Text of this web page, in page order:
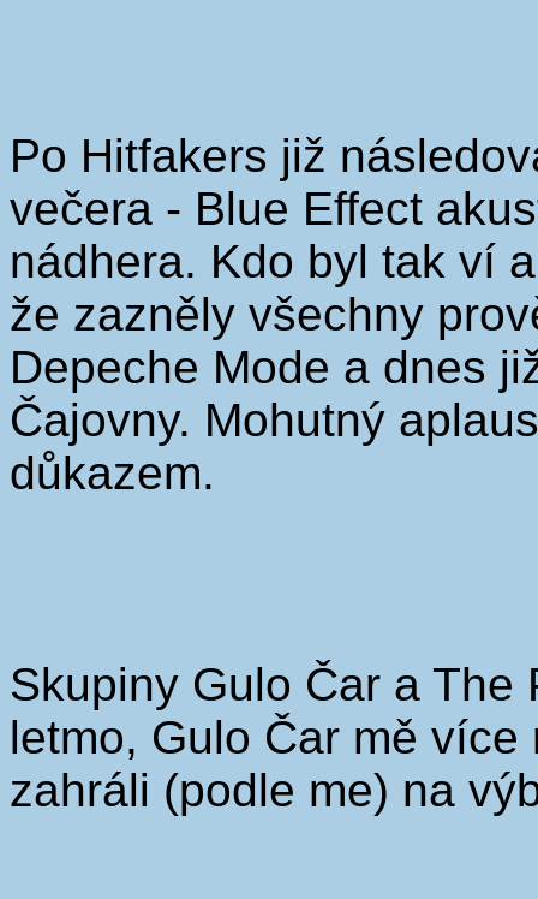
Po Hitfakers již
večera - Blue Effect
nádhera. Kdo byl tak ví
že zazněly všechny
Depeche Mode a dnes
Čajovny. Mohutný
důkazem.
Skupiny Gulo Čar a
letmo, Gulo Čar mě
zahráli (podle me) na